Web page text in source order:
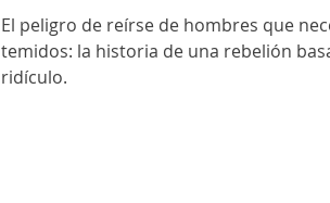
El peligro de reírse de hombres que
temidos: la historia de una rebelión
ridículo.